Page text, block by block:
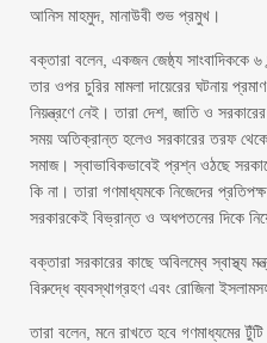
আনিস মাহমুদ, মানাউবী শুভ প্রমুখ।
বক্তারা বলেন, একজন জেষ্ঠ্য সাংবাদিককে
তার ওপর চুরির মামলা দায়েরের ঘটনায়
নিয়ন্ত্রণে নেই। তারা দেশ, জাতি ও
সময় অতিক্রান্ত হলেও সরকারের তরফ
সমাজ। স্বাভাবিকভাবেই প্রশ্ন ওঠছে
কি না। তারা গণমাধ্যমকে নিজেদের
সরকারকেই বিভ্রান্ত ও অধপতনের দিকে
বক্তারা সরকারের কাছে অবিলম্বে স্বাস্থ্য
বিরুদ্ধে ব্যবস্থাগ্রহণ এবং রোজিনা
তারা বলেন, মনে রাখতে হবে গণমাধ্যমের